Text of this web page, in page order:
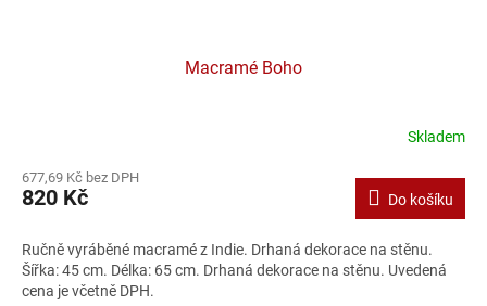
Macramé Boho
Skladem
677,69 Kč bez DPH
820 Kč Do košíku
Ručně vyráběné macramé z Indie. Drhaná dekorace na stěnu.
Šířka: 45 cm. Délka: 65 cm. Drhaná dekorace na stěnu. Uvedená
cena je včetně DPH.